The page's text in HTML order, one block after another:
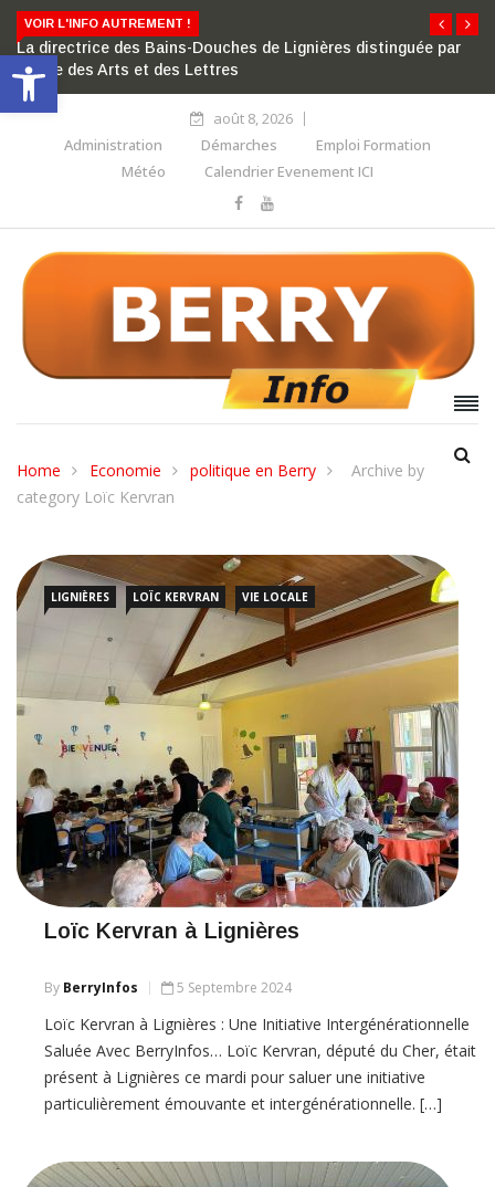
Ouvrir la barre d’outils
VOIR L'INFO AUTREMENT !
La directrice des Bains-Douches de Lignières distinguée par
l’ordre des Arts et des Lettres
août 8, 2026
Administration
Démarches
Emploi Formation
Météo
Calendrier Evenement ICI
Home Economie politique en Berry
Archive by
category Loïc Kervran
LIGNIÈRES LOÏC KERVRAN VIE LOCALE
Loïc Kervran à Lignières
By BerryInfos 5 Septembre 2024
Loïc Kervran à Lignières : Une Initiative Intergénérationnelle
Saluée Avec BerryInfos… Loïc Kervran, député du Cher, était
présent à Lignières ce mardi pour saluer une initiative
particulièrement émouvante et intergénérationnelle. […]